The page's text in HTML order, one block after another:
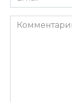
*
Комментарий